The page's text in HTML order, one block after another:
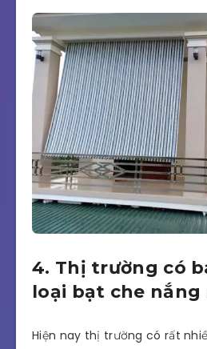
4. Thị trường có
loại bạt che nắng
Hiện nay thị trường có rất